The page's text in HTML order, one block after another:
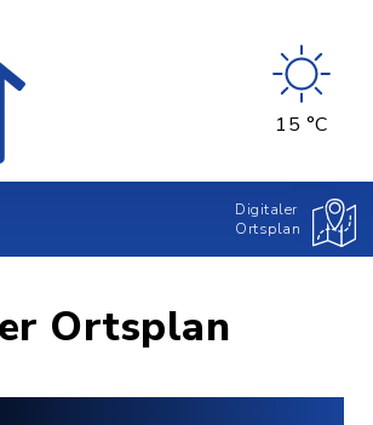
15 °C
Digitaler
Ortsplan
Ortsplan